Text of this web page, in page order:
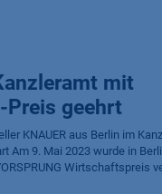
mit
Preis geehrt
KNAUER aus Berlin im
Am 9. Mai 2023 wurde in
Wirtschaftspreis